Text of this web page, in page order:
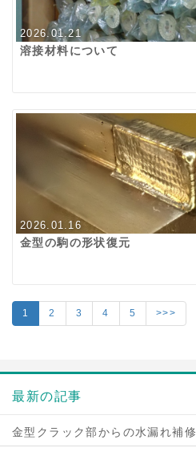
2026.01.21
溶接材料について
2026.01.16
金型の駒の形状復元
1 2 3 4 5 >>>
最新の記事
金型クラック部からの水漏れ補修